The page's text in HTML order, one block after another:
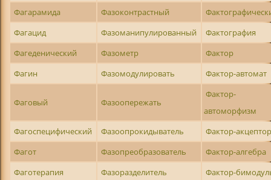
Фагарамида
Фазоконтрастный
Фагацид
Фазоманипулированный
Фактография
Фагеденический
Фазометр
Фактор
Фагин
Фазомодулировать Фактор-автомат
Фаговый Фазоопережать
Фактор-
автоморфизм
Фагоспецифический
Фазоопрокидыватель
Фактор-
Фагот
Фазопреобразователь
Фактор-алгебра
Фаготерапия
Фазоразделитель
Фактор-